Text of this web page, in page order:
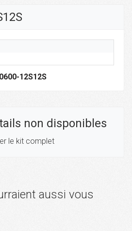
12S12S
non disponibles
le kit complet
aussi vous